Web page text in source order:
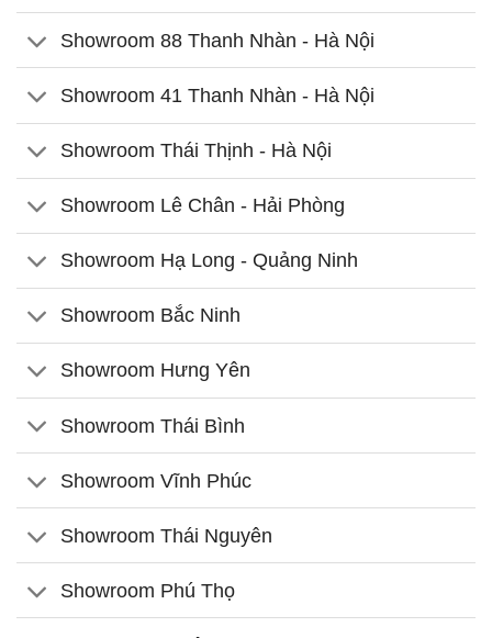
Showroom 88 Thanh Nhàn - Hà Nội
Showroom 41 Thanh Nhàn - Hà Nội
Showroom Thái Thịnh - Hà Nội
Showroom Lê Chân - Hải Phòng
Showroom Hạ Long - Quảng Ninh
Showroom Bắc Ninh
Showroom Hưng Yên
Showroom Thái Bình
Showroom Vĩnh Phúc
Showroom Thái Nguyên
Showroom Phú Thọ